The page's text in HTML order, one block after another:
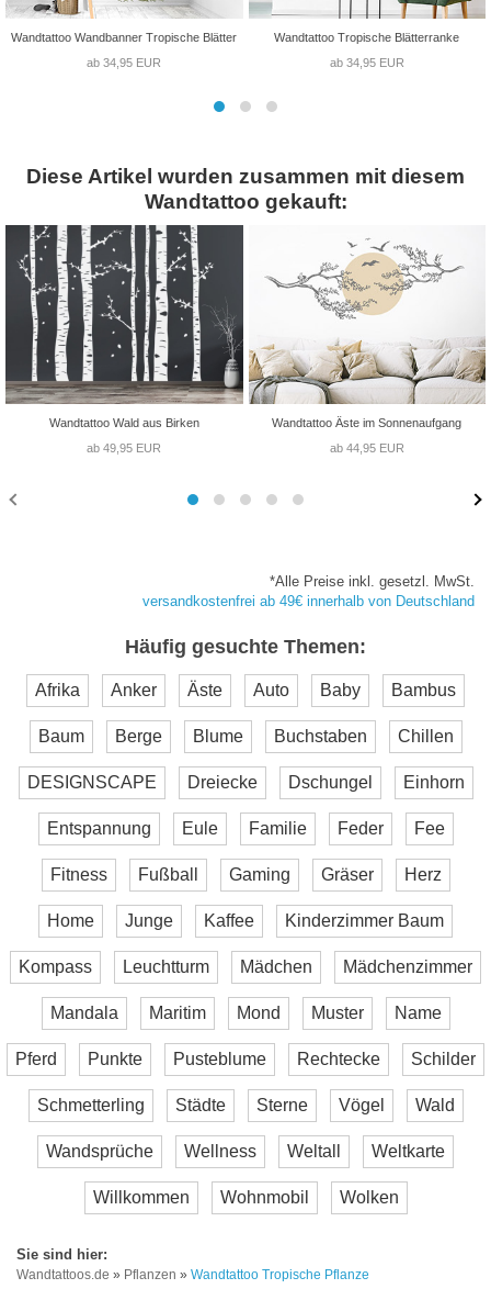
Wandtattoo Wandbanner Tropische Blätter
ab 34,95 EUR
Wandtattoo Tropische Blätterranke
ab 34,95 EUR
Diese Artikel wurden zusammen mit diesem
Wandtattoo gekauft:
Wandtattoo Wald aus Birken
ab 49,95 EUR
Wandtattoo Äste im Sonnenaufgang
ab 44,95 EUR
*Alle Preise inkl. gesetzl. MwSt.
versandkostenfrei ab 49€ innerhalb von Deutschland
Häufig gesuchte Themen:
Afrika Anker Äste Auto Baby Bambus
Baum Berge Blume Buchstaben Chillen
DESIGNSCAPE Dreiecke Dschungel Einhorn
Entspannung Eule Familie Feder Fee
Fitness Fußball Gaming Gräser Herz
Home Junge Kaffee Kinderzimmer Baum
Kompass Leuchtturm Mädchen Mädchenzimmer
Mandala Maritim Mond Muster Name
Pferd Punkte Pusteblume Rechtecke Schilder
Schmetterling Städte Sterne Vögel Wald
Wandsprüche Wellness Weltall Weltkarte
Willkommen Wohnmobil Wolken
Wandtattoos.de » Pflanzen » Wandtattoo Tropische Pflanze